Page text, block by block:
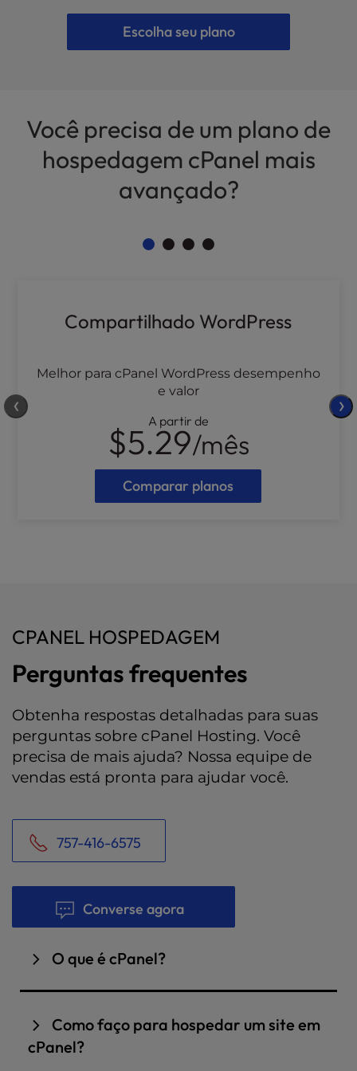
Escolha seu plano
Você precisa de um plano de
hospedagem cPanel mais
avançado?
Compartilhado WordPress
Melhor para cPanel WordPress desempenho
e valor
A partir de
$5.29/mês
Comparar planos
❮ ❯
CPANEL HOSPEDAGEM
Perguntas frequentes
Obtenha respostas detalhadas para suas
perguntas sobre cPanel Hosting. Você
precisa de mais ajuda? Nossa equipe de
vendas está pronta para ajudar você.
757-416-6575
Converse agora
O que é cPanel?
cPanel é o painel de controle da sua conta de
facilmente os arquivos do seu site e os
aplicativos de hospedagem na Web. Com o
Como faço para hospedar um site em
cPanel?